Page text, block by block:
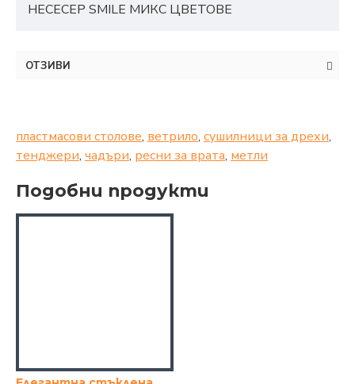
НЕСЕСЕР SMILE МИКС ЦВЕТОВЕ
ОТЗИВИ
пластмасови столове, ветрило, сушилници за дрехи,
тенджери, чадъри, ресни за врата, метли
Подобни продукти